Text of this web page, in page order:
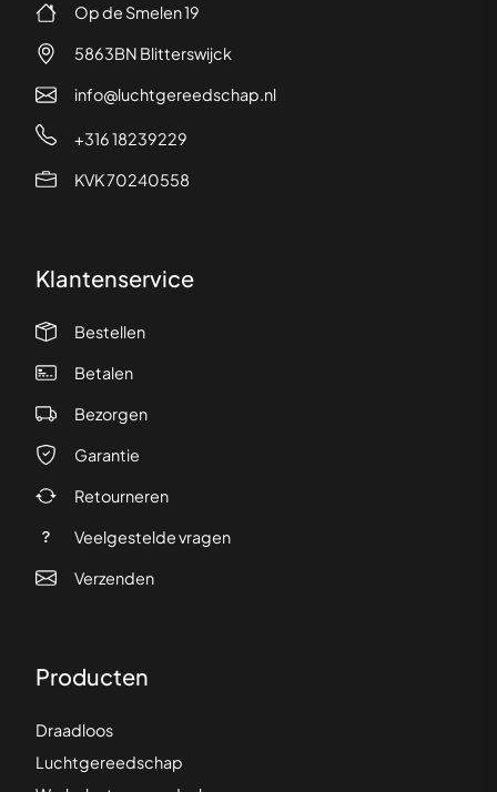
Op de Smelen 19
5863BN Blitterswijck
info@luchtgereedschap.nl
+316 18239229
KVK 70240558
Klantenservice
Bestellen
Betalen
Bezorgen
Garantie
Retourneren
Veelgestelde vragen
Verzenden
Producten
Draadloos
Luchtgereedschap